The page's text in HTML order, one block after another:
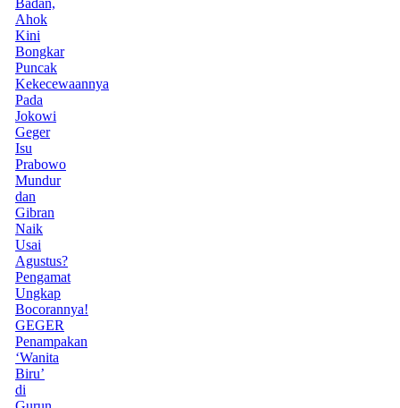
Ahok
Kini
Bongkar
Puncak
Kekecewaannya
Pada
Jokowi
Geger
Isu
Prabowo
Mundur
dan
Gibran
Naik
Usai
Agustus?
Pengamat
Ungkap
Bocorannya!
GEGER
Penampakan
‘Wanita
Biru’
di